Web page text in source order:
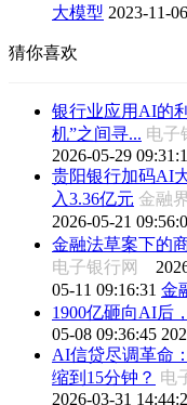
大模型 2023-11-
猜你喜欢
银行业应用AI的
机”之间寻... 电
2026-05-29
贵阳银行加码AI
入3.36亿元 金融
2026-05-21
金融法草案下的
电子银行网
05-11 09:16:31 金
1900亿砸向AI后
05-08 09:36:45
AI信贷尽调革命
缩到15分钟？ 电
2026-03-31